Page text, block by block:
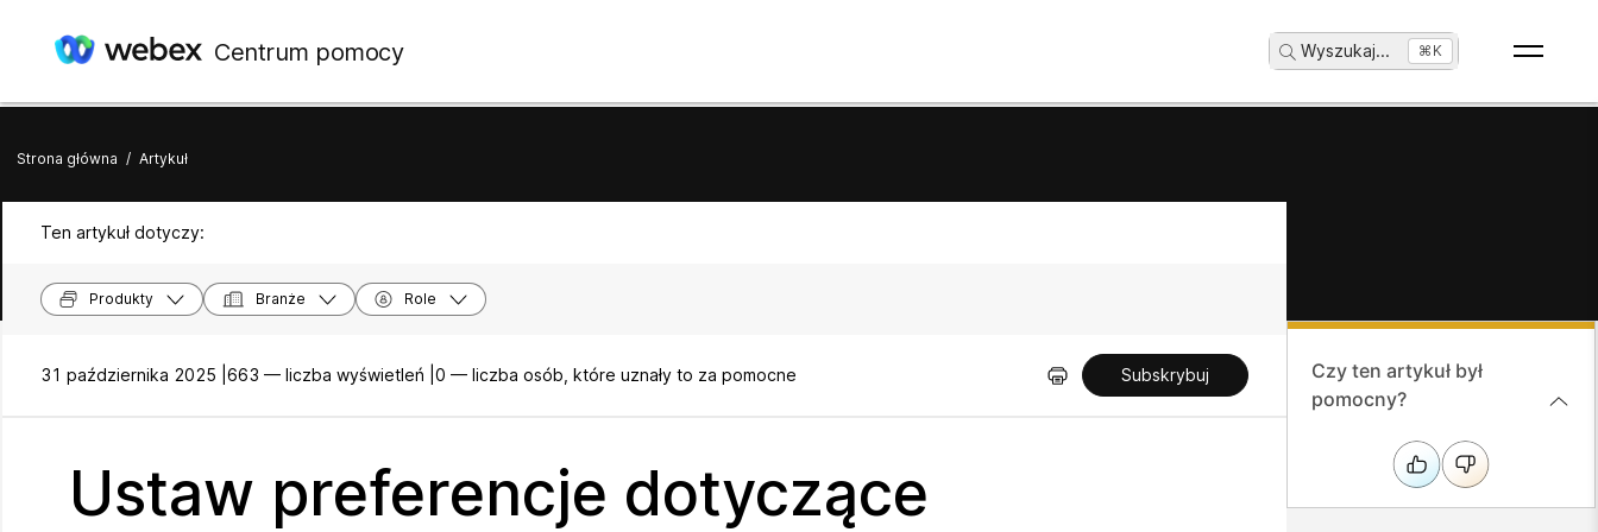
Centrum pomocy Wyszukaj... ⌘K
Strona główna / Artykuł
Ten artykuł dotyczy:
Produkty Branże Role
31 października 2025 | 663 — liczba wyświetleń | 0 — liczba osób, które uznały to za pomocne Subskrybuj
Ustaw preferencje dotyczące
Czy ten artykuł był
pomocny?